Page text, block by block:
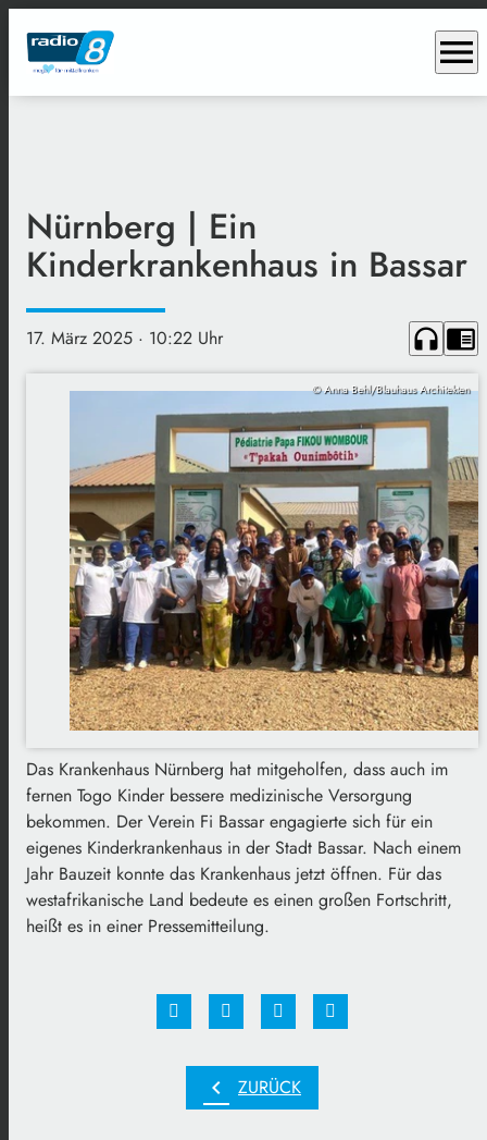
menu
Nürnberg | Ein
Kinderkrankenhaus in Bassar
17. März 2025 · 10:22 Uhr headphones chrome_reader_mode
© Anna Behl/Blauhaus Architekten
Das Krankenhaus Nürnberg hat mitgeholfen, dass auch im
fernen Togo Kinder bessere medizinische Versorgung
bekommen. Der Verein Fi Bassar engagierte sich für ein
eigenes Kinderkrankenhaus in der Stadt Bassar. Nach einem
Jahr Bauzeit konnte das Krankenhaus jetzt öffnen. Für das
westafrikanische Land bedeute es einen großen Fortschritt,
heißt es in einer Pressemitteilung.
chevron_left ZURÜCK